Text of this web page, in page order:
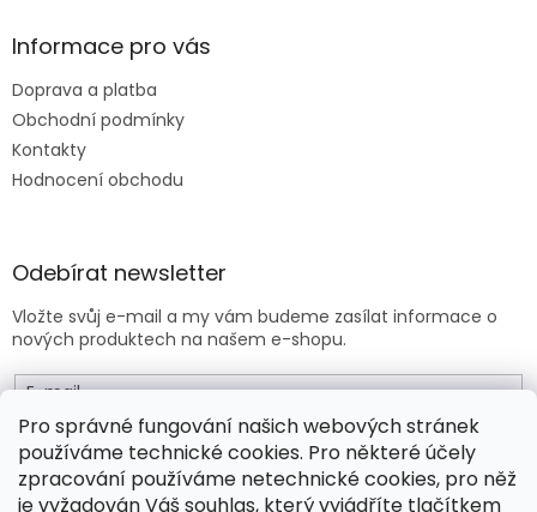
Pro správné fungování našich webových stránek
používáme technické cookies. Pro některé účely
zpracování používáme netechnické cookies, pro něž
je vyžadován Váš souhlas, který vyjádříte tlačítkem
Informace pro vás
Doprava a platba
Obchodní podmínky
Kontakty
Hodnocení obchodu
Odebírat newsletter
Vložte svůj e-mail a my vám budeme zasílat informace o
nových produktech na našem e-shopu.
E-mail
Vložením e-mailu souhlasíte sobchodními podmínkami .